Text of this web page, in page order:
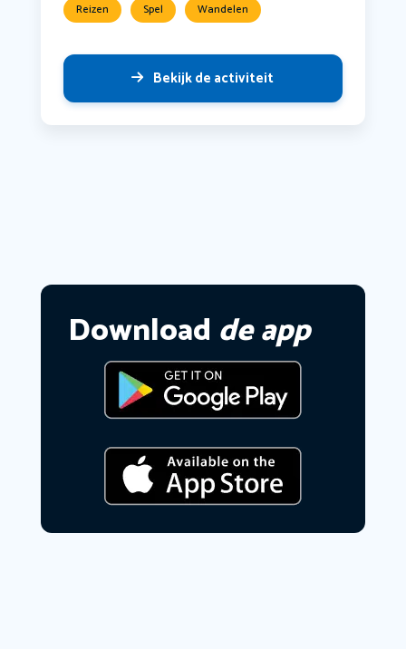
Reizen Spel Wandelen
Bekijk de activiteit
Download de app